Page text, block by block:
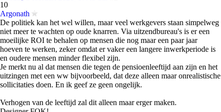
10
Argonath
De politiek kan het wel willen, maar veel werkgevers staan simpelweg
niet meer te wachten op oude knarren. Via uitzendbureau's is er een
moeilijke ROI te behalen op mensen die nog maar een paar jaar
hoeven te werken, zeker omdat er vaker een langere inwerkperiode is
en oudere mensen minder flexibel zijn.
Je merkt nu al dat mensen die tegen de pensioenleeftijd aan zijn en het
uitzingen met een ww bijvoorbeeld, dat deze alleen maar onrealistische
sollicitaties doen. En ik geef ze geen ongelijk.
Verhogen van de leeftijd zal dit alleen maar erger maken.